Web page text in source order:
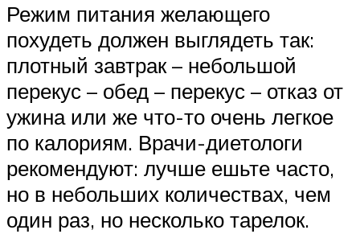
Режим питания желающего
похудеть должен выглядеть так:
плотный завтрак – небольшой
перекус – обед – перекус – отказ от
ужина или же что-то очень легкое
по калориям. Врачи-диетологи
рекомендуют: лучше ешьте часто,
но в небольших количествах, чем
один раз, но несколько тарелок.